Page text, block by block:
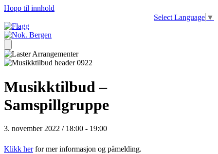
Hopp til innhold
Select Language ▼
Musikktilbud –
Samspillgruppe
3. november 2022 / 18:00 - 19:00
Klikk herfor mer informasjon og påmelding.